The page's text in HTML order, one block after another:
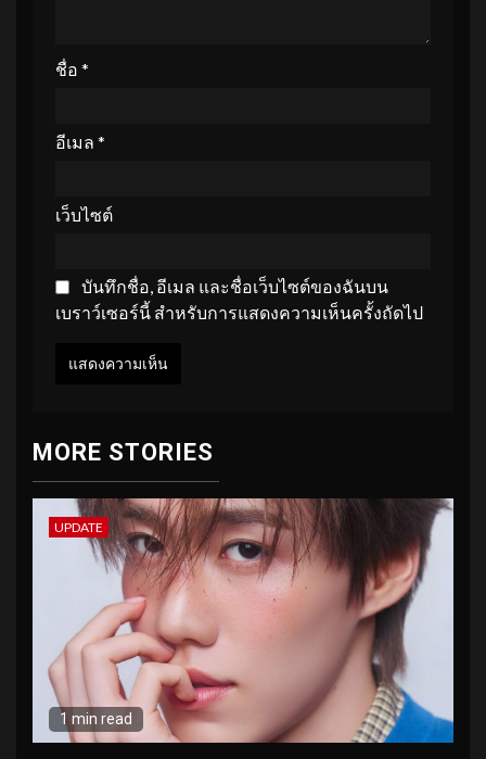
ชื่อ *
อีเมล *
เว็บไซต์
บันทึกชื่อ, อีเมล และชื่อเว็บไซต์ของฉันบน
เบราว์เซอร์นี้ สำหรับการแสดงความเห็นครั้งถัดไป
MORE STORIES
UPDATE
1 min read